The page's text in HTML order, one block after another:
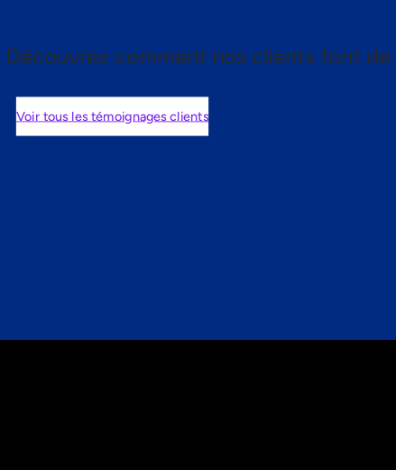
Découvrez comment nos clients font
Voir tous les témoignages clients